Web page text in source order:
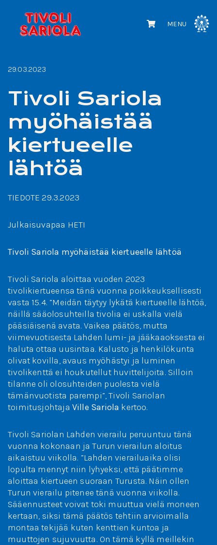
MENU
29.03.2023
Tivoli Sariola
myöhäistää
kiertueelle
lähtöä
TIEDOTE 29.3.2023
Julkaisuvapaa HETI
Tivoli Sariola myöhäistää kiertueelle lähtöä
Tivoli Sariola aloittaa vuoden 2023
tivolikiertueensa tänä vuonna poikkeuksellisesti
vasta 15.4. ”Meidän täytyy lykätä kiertueelle lähtöä,
näillä sääolosuhteilla tivolia ei uskalla vielä
pääsiäisenä avata. Vaikea päätös, mutta
viimevuotisesta Lahden lumi- ja jääkaaoksesta ei
haluta ottaa uusintaa. Kalusto ja henkilökunta
olivat kovilla, avaus myöhästyi ja luminen
tivolikenttä ei houkutellut huvittelijoita. Silloin
tilanne oli olosuhteiden puolesta vielä
tämänvuotista parempi”, Tivoli Sariolan
toimitusjohtaja Ville Sariola kertoo.
Tivoli Sariolan Lahden vierailu peruuntuu tänä
vuonna kokonaan ja Turun vierailun aloitus
aikaistuu viikolla. ”Lahden vierailuaika olisi
lopulta mennyt niin lyhyeksi, että päätimme
aloittaa kiertueen suoraan Turusta. Näin ollen
Turun vierailu pitenee tänä vuonna viikolla.
Sääennusteet voivat toki muuttua vielä moneen
kertaan, siksi tämä päätös tehtiin arvioimalla
montaa tekijää kuten kenttien kuntoa ja
muuttojen sujuvuutta. On tämä kyllä meillekin